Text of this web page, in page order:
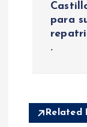
d
para
.
Related